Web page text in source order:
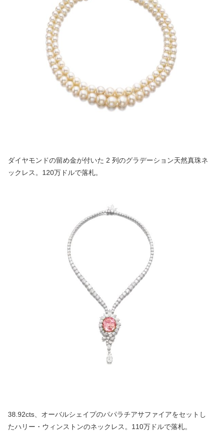
ダイヤモンドの留め金が付いた 2 列のグラデーション天然真珠ネ
ックレス。120万ドルで落札。
38.92cts、オーバルシェイプのパパラチアサファイアをセットし
たハリー・ウィンストンのネックレス。110万ドルで落札。